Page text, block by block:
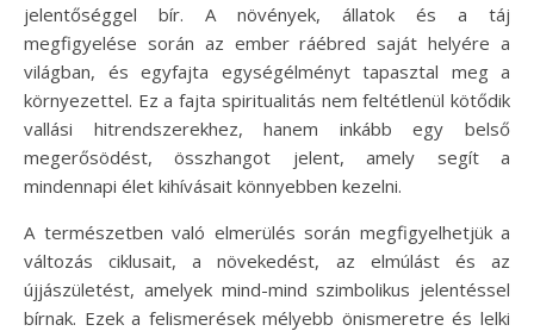
jelentőséggel bír. A növények, állatok és a táj
megfigyelése során az ember ráébred saját helyére a
világban, és egyfajta egységélményt tapasztal meg a
környezettel. Ez a fajta spiritualitás nem feltétlenül kötődik
vallási hitrendszerekhez, hanem inkább egy belső
megerősödést, összhangot jelent, amely segít a
mindennapi élet kihívásait könnyebben kezelni.
A természetben való elmerülés során megfigyelhetjük a
változás ciklusait, a növekedést, az elmúlást és az
újjászületést, amelyek mind-mind szimbolikus jelentéssel
bírnak. Ezek a felismerések mélyebb önismeretre és lelki